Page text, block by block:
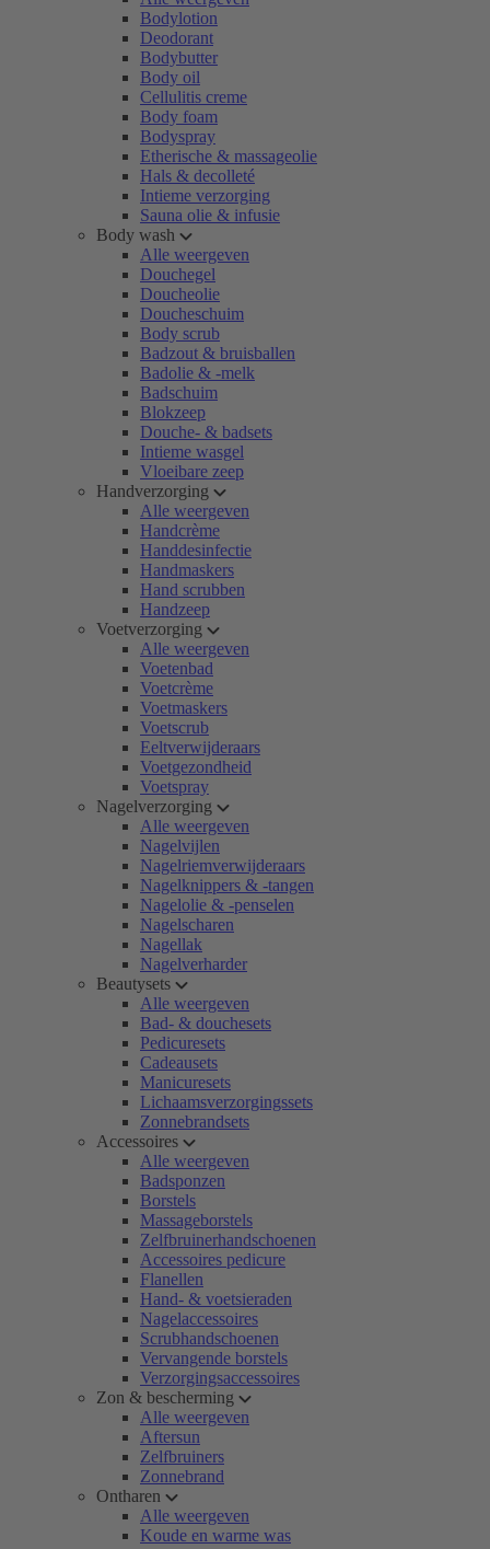
Bodylotion
Deodorant
Bodybutter
Body oil
Cellulitis creme
Body foam
Bodyspray
Etherische & massageolie
Hals & decolleté
Intieme verzorging
Sauna olie & infusie
Body wash
Alle weergeven
Douchegel
Doucheolie
Doucheschuim
Body scrub
Badzout & bruisballen
Badolie & -melk
Badschuim
Blokzeep
Douche- & badsets
Intieme wasgel
Vloeibare zeep
Handverzorging
Alle weergeven
Handcrème
Handdesinfectie
Handmaskers
Hand scrubben
Handzeep
Voetverzorging
Alle weergeven
Voetenbad
Voetcrème
Voetmaskers
Voetscrub
Eeltverwijderaars
Voetgezondheid
Voetspray
Nagelverzorging
Alle weergeven
Nagelvijlen
Nagelriemverwijderaars
Nagelknippers & -tangen
Nagelolie & -penselen
Nagelscharen
Nagellak
Nagelverharder
Beautysets
Alle weergeven
Bad- & douchesets
Pedicuresets
Cadeausets
Manicuresets
Lichaamsverzorgingssets
Zonnebrandsets
Accessoires
Alle weergeven
Badsponzen
Borstels
Massageborstels
Zelfbruinerhandschoenen
Accessoires pedicure
Flanellen
Hand- & voetsieraden
Nagelaccessoires
Scrubhandschoenen
Vervangende borstels
Verzorgingsaccessoires
Zon & bescherming
Alle weergeven
Aftersun
Zelfbruiners
Zonnebrand
Ontharen
Alle weergeven
Koude en warme was